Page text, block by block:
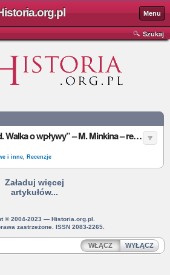
Menu
Szukaj
„Rosja–Zachód. Walka o wpływy” – M. Minkina – recenzja
i inne, Recenzje
Załaduj więcej
artykułów...
© 2004-2023 — Historia.org.pl.
zastrzeżone. ISSN 2083-2265.
WŁĄCZ WYŁĄCZ